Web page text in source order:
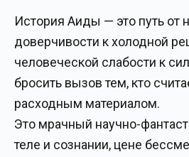
История Аиды — это путь от
доверчивости к холодной
человеческой слабости к
бросить вызов тем, кто
расходным материалом.
Это мрачный научно-
теле и сознании, цене